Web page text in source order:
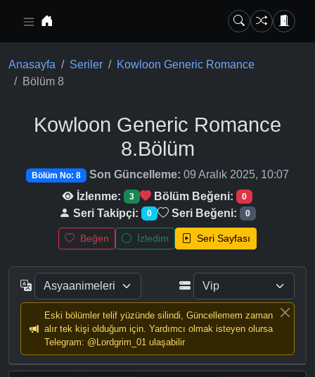
Anasayfa Seriler
Kowloon Generic Romance
Bölüm 8
Kowloon Generic Romance
8.Bölüm
Bölüm No: 8 Son Güncelleme: 09 Aralık 2025, 10:07
İzlenme:
3 Bölüm Beğeni: 0
Seri Takipçi: 0 Seri Beğeni: 0
Beğen İzledim Seri Sayfası
Eski bölümler telif yüzünde silindi, Güncellemem zaman
alır tek kişi olduğum için. Yardımcı olmak isteyen olursa
Telegram: @Lordgrim_01 ulaşabilir